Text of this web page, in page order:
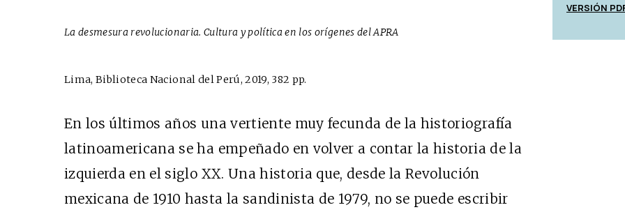
La desmesura revolucionaria. Cultura y política en los orígenes del APRA
Lima, Biblioteca Nacional del Perú, 2019, 382 pp.
En los últimos años una vertiente muy fecunda de la historiografía
latinoamericana se ha empeñado en volver a contar la historia de la
izquierda en el siglo XX. Una historia que, desde la Revolución
mexicana de 1910 hasta la sandinista de 1979, no se puede escribir
VERSIÓN